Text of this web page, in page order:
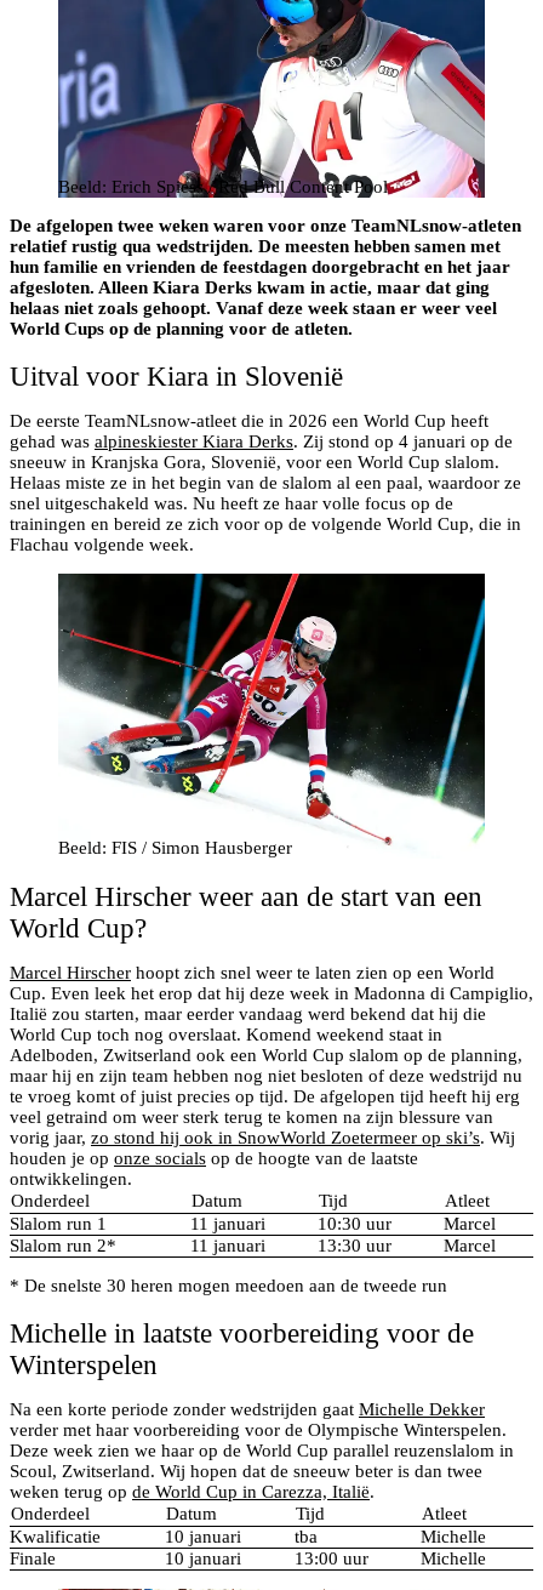
Beeld: Erich Spiess / Red Bull Content Pool
De afgelopen twee weken waren voor onze TeamNLsnow-atleten
relatief rustig qua wedstrijden. De meesten hebben samen met
hun familie en vrienden de feestdagen doorgebracht en het jaar
afgesloten. Alleen Kiara Derks kwam in actie, maar dat ging
helaas niet zoals gehoopt. Vanaf deze week staan er weer veel
World Cups op de planning voor de atleten.
Uitval voor Kiara in Slovenië
De eerste TeamNLsnow-atleet die in 2026 een World Cup heeft
gehad was alpineskiester Kiara Derks. Zij stond op 4 januari op de
sneeuw in Kranjska Gora, Slovenië, voor een World Cup slalom.
Helaas miste ze in het begin van de slalom al een paal, waardoor ze
snel uitgeschakeld was. Nu heeft ze haar volle focus op de
trainingen en bereid ze zich voor op de volgende World Cup, die in
Flachau volgende week.
Beeld: FIS / Simon Hausberger
Marcel Hirscher weer aan de start van een
World Cup?
Marcel Hirscher hoopt zich snel weer te laten zien op een World
Cup. Even leek het erop dat hij deze week in Madonna di Campiglio,
Italië zou starten, maar eerder vandaag werd bekend dat hij die
World Cup toch nog overslaat. Komend weekend staat in
Adelboden, Zwitserland ook een World Cup slalom op de planning,
maar hij en zijn team hebben nog niet besloten of deze wedstrijd nu
te vroeg komt of juist precies op tijd. De afgelopen tijd heeft hij erg
veel getraind om weer sterk terug te komen na zijn blessure van
vorig jaar, zo stond hij ook in SnowWorld Zoetermeer op ski’s. Wij
houden je op onze socials op de hoogte van de laatste
ontwikkelingen.
Onderdeel
Datum Tijd
Atleet
Slalom run 1
11 januari 10:30 uur
Marcel
Slalom run 2*
11 januari 13:30 uur Marcel
* De snelste 30 heren mogen meedoen aan de tweede run
Michelle in laatste voorbereiding voor de
Winterspelen
Na een korte periode zonder wedstrijden gaat Michelle Dekker
verder met haar voorbereiding voor de Olympische Winterspelen.
Deze week zien we haar op de World Cup parallel reuzenslalom in
Scoul, Zwitserland. Wij hopen dat de sneeuw beter is dan twee
weken terug op de World Cup in Carezza, Italië.
Onderdeel
Datum Tijd
Atleet
Kwalificatie
10 januari tba
Michelle
Finale
10 januari 13:00 uur Michelle